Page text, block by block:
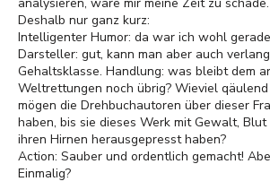
Deshalb nur ganz kurz:
Intelligenter Humor: da war ich wohl
Darsteller: gut, kann man aber auch
Gehaltsklasse. Handlung: was bleibt dem
Weltrettungen noch übrig? Wieviel
mögen die Drehbuchautoren über dieser
haben, bis sie dieses Werk mit Gewalt,
ihren Hirnen herausgepresst haben?
Action: Sauber und ordentlich gemacht!
Einmalig?